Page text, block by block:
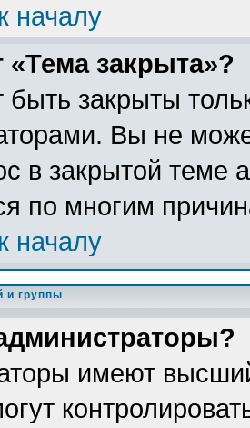
началу
«Тема закрыта»?
закрыты
Вы не
в закрытой теме
по многим
началу
и группы
имеют